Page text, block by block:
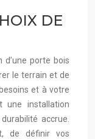
DE
d’une porte bois
le terrain et de
et à votre
une installation
accrue.
de définir vos